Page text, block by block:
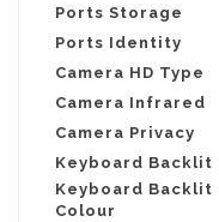
Ports Storage
Ports Identity
Camera HD Type
Camera Infrared
Camera Privacy
Keyboard Backlit
Keyboard Backlit
Colour